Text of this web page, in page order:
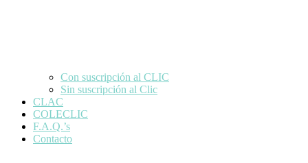
Con suscripción al CLIC
Sin suscripción al Clic
CLAC
COLECLIC
F.A.Q.’s
Contacto